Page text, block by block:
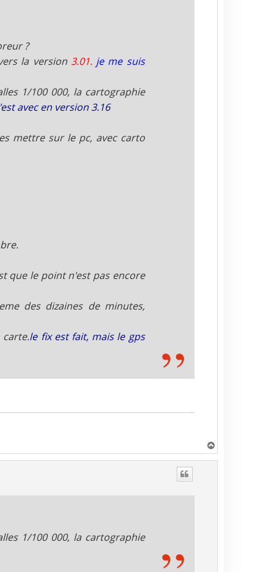
?
la version 3.01. je me suis
1/100 000, la cartographie
avec en version 3.16
mettre sur le pc, avec carto
que le point n'est pas encore
des dizaines de minutes,
le fix est fait, mais le gps
a
1/100 000, la cartographie